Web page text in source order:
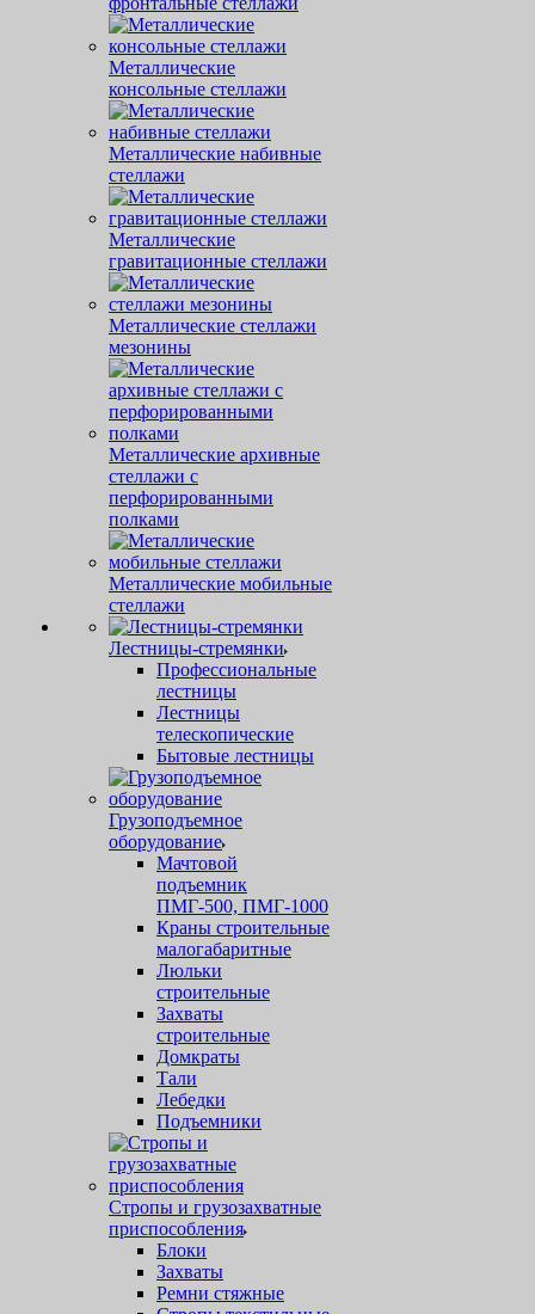
Металлические
консольные стеллажи
Металлические набивные
стеллажи
Металлические
гравитационные стеллажи
Металлические стеллажи
мезонины
Металлические архивные
стеллажи с
перфорированными
полками
Металлические мобильные
стеллажи
Лестницы-стремянки
Профессиональные
лестницы
Лестницы
телескопические
Бытовые лестницы
Грузоподъемное
оборудование
Мачтовой
подъемник
ПМГ-500, ПМГ-1000
Краны строительные
малогабаритные
Люльки
строительные
Захваты
строительные
Домкраты
Тали
Лебедки
Подъемники
Стропы и грузозахватные
приспособления
Блоки
Захваты
Ремни стяжные